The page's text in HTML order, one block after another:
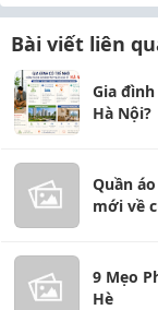
Bài viết liên
Gia
Hà Nội?
Quần
mới về
9 Mẹo
Hè